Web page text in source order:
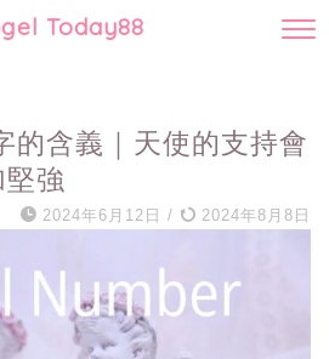
Today88
的含義｜天使的支持會
強
2024年6月12日 / 2024年8月8日